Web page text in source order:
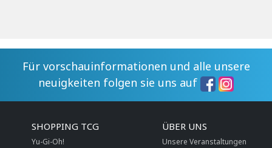
Für vorschauinformationen und alle unsere
neuigkeiten folgen sie uns auf
SHOPPING TCG
Yu-Gi-Oh!
ÜBER UNS
Unsere Veranstaltungen